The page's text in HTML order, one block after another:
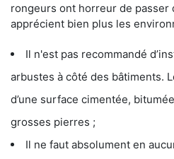
rongeurs ont horreur de passer
apprécient bien plus les
Il n'est pas recommandé
arbustes à côté des bâtiments.
d’une surface cimentée,
grosses pierres ;
Il ne faut absolument en